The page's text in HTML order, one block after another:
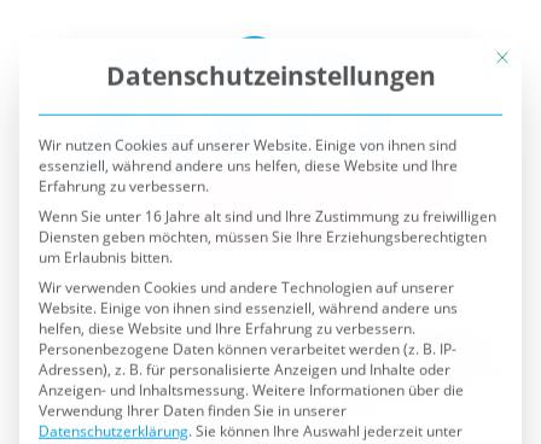
Datenschutzeinstellungen
essenziell, während andere uns helfen, diese Website und Ihre
Erfahrung zu verbessern.
Wenn Sie unter 16 Jahre alt sind und Ihre Zustimmung zu freiwilligen
Diensten geben möchten, müssen Sie Ihre Erziehungsberechtigten
um Erlaubnis bitten.
Wir verwenden Cookies und andere Technologien auf unserer
Website. Einige von ihnen sind essenziell, während andere uns
helfen, diese Website und Ihre Erfahrung zu verbessern.
Personenbezogene Daten können verarbeitet werden (z. B. IP-
Adressen), z. B. für personalisierte Anzeigen und Inhalte oder
Anzeigen- und Inhaltsmessung.Weitere Informationen über die
Verwendung Ihrer Daten finden Sie in unserer
Datenschutzerklärung. Sie können Ihre Auswahl jederzeit unter
Einstellungenwiderrufen oder anpassen.